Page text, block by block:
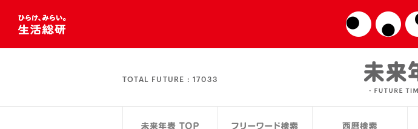
TOTAL FUTURE : 17033